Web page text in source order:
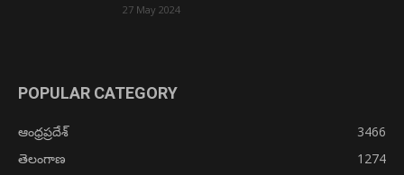
27 May 2024
POPULAR CATEGORY
ఆంధ్రప్రదేశ్
3466
తెలంగాణ
1274